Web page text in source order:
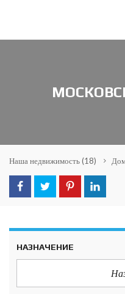
Наша недвижимость(18)
НАЗНАЧЕНИЕ